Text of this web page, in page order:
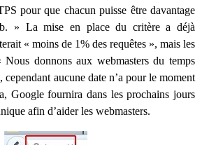
pour que chacun puisse être davantage
» La mise en place du critère a déjà
« moins de 1% des requêtes », mais les
Nous donnons aux webmasters du temps
aucune date n’a pour le moment
Google fournira dans les prochains jours
afin d’aider les webmasters.